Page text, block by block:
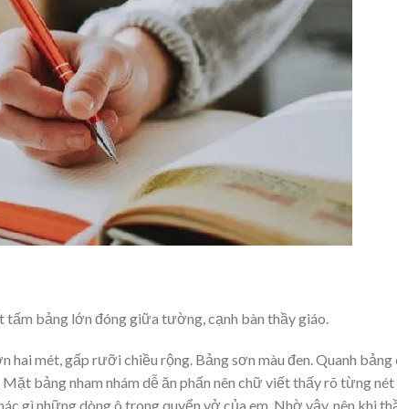
tấm bảng lớn đóng giữa tường, cạnh bàn thầy giáo.
hai mét, gấp rưỡi chiều rộng. Bảng sơn màu đen. Quanh bảng
bảng nham nhám dễ ăn phấn nên chữ viết thấy rõ từng nét
gì những dòng ô trong quyển vở của em. Nhờ vậy, nên khi